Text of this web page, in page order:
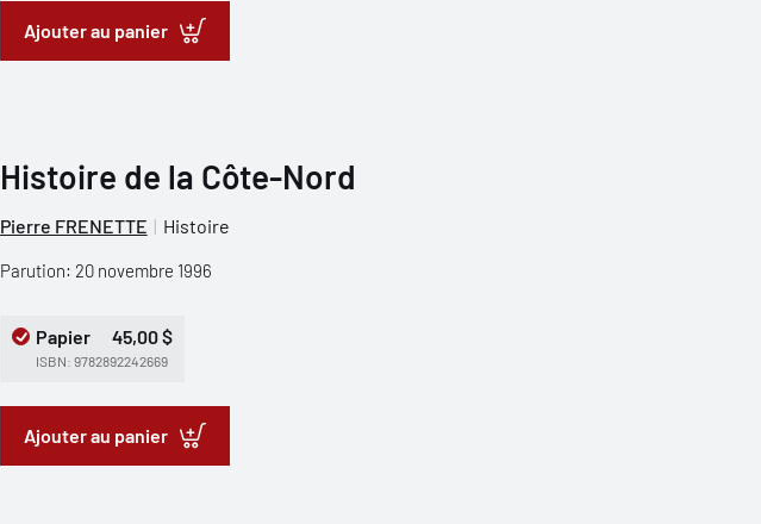
Ajouter au panier
Histoire de la Côte-Nord
Pierre FRENETTE Histoire
Parution: 20 novembre 1996
Papier 45,00 $
ISBN: 9782892242669
Ajouter au panier